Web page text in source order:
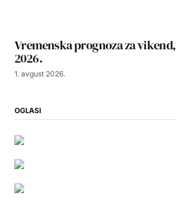
Vremenska prognoza za vikend,
2026.
1. avgust 2026.
OGLASI